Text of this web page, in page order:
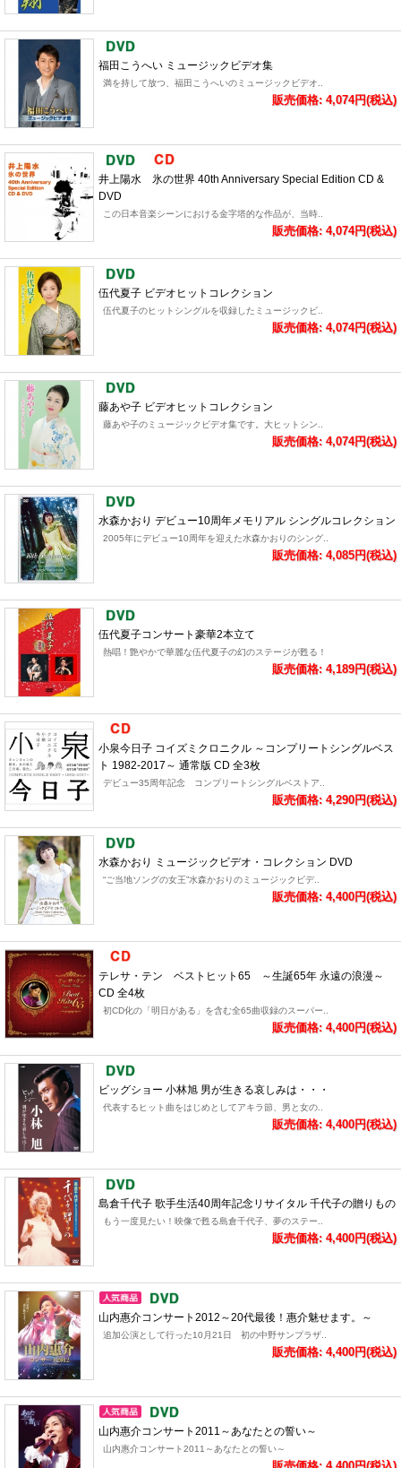
福田こうへい ミュージックビデオ集
満を持して放つ、福田こうへいのミュージックビデオ..
販売価格: 4,074円(税込)
井上陽水 氷の世界 40th Anniversary Special Edition CD &
DVD
この日本音楽シーンにおける金字塔的な作品が、当時..
販売価格: 4,074円(税込)
伍代夏子 ビデオヒットコレクション
伍代夏子のヒットシングルを収録したミュージックビ..
販売価格: 4,074円(税込)
藤あや子 ビデオヒットコレクション
藤あや子のミュージックビデオ集です。大ヒットシン..
販売価格: 4,074円(税込)
水森かおり デビュー10周年メモリアル シングルコレクション
2005年にデビュー10周年を迎えた水森かおりのシング..
販売価格: 4,085円(税込)
伍代夏子コンサート豪華2本立て
熱唱！艶やかで華麗な伍代夏子の幻のステージが甦る！
販売価格: 4,189円(税込)
小泉今日子 コイズミクロニクル ～コンプリートシングルベス
ト 1982-2017～ 通常版 CD 全3枚
デビュー35周年記念 コンプリートシングルベストア..
販売価格: 4,290円(税込)
水森かおり ミュージックビデオ・コレクション DVD
“ご当地ソングの女王”水森かおりのミュージックビデ..
販売価格: 4,400円(税込)
テレサ・テン ベストヒット65 ～生誕65年 永遠の浪漫～
CD 全4枚
初CD化の「明日がある」を含む全65曲収録のスーパー..
販売価格: 4,400円(税込)
ビッグショー 小林旭 男が生きる哀しみは・・・
代表するヒット曲をはじめとしてアキラ節、男と女の..
販売価格: 4,400円(税込)
島倉千代子 歌手生活40周年記念リサイタル 千代子の贈りもの
もう一度見たい！映像で甦る島倉千代子、夢のステー..
販売価格: 4,400円(税込)
山内惠介コンサート2012～20代最後！惠介魅せます。～
追加公演として行った10月21日 初の中野サンプラザ..
販売価格: 4,400円(税込)
山内惠介コンサート2011～あなたとの誓い～
山内惠介コンサート2011～あなたとの誓い～